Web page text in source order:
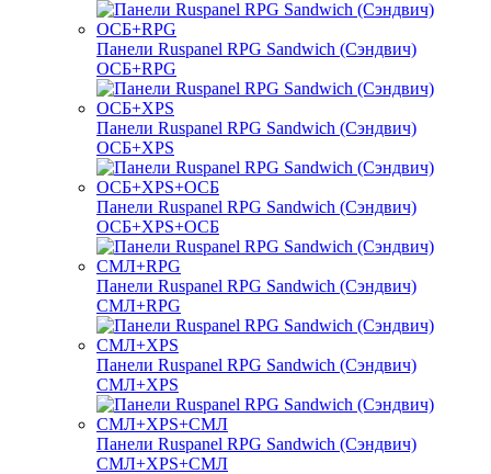
Панели Ruspanel RPG Sandwich (Сэндвич)
ОСБ+RPG
Панели Ruspanel RPG Sandwich (Сэндвич)
ОСБ+XPS
Панели Ruspanel RPG Sandwich (Сэндвич)
ОСБ+XPS+ОСБ
Панели Ruspanel RPG Sandwich (Сэндвич)
СМЛ+RPG
Панели Ruspanel RPG Sandwich (Сэндвич)
СМЛ+XPS
Панели Ruspanel RPG Sandwich (Сэндвич)
СМЛ+XPS+СМЛ